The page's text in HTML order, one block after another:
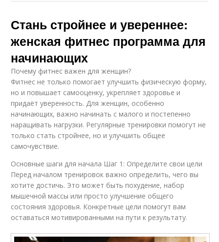
Стань стройнее и увереннее:
женская фитнес программа для
начинающих
Почему фитнес важен для женщин?
Фитнес не только помогает улучшить физическую форму,
но и повышает самооценку, укрепляет здоровье и
придаёт уверенность. Для женщин, особенно
начинающих, важно начинать с малого и постепенно
наращивать нагрузки. Регулярные тренировки помогут не
только стать стройнее, но и улучшить общее
самочувствие.
Основные шаги для начала Шаг 1: Определите свои цели
Перед началом тренировок важно определить, чего вы
хотите достичь. Это может быть похудение, набор
мышечной массы или просто улучшение общего
состояния здоровья. Конкретные цели помогут вам
оставаться мотивированными на пути к результату.